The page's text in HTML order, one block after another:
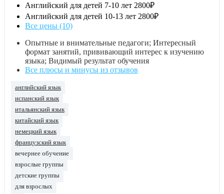
Английский для детей 7-10 лет 2800₽
Английский для детей 10-13 лет 2800₽
Все цены (10)
Опытные и внимательные педагоги; Интересный
формат занятий, прививающий интерес к изучению
языка; Видимый результат обучения
Все плюсы и минусы из отзывов
английский язык
испанский язык
итальянский язык
китайский язык
немецкий язык
французский язык
вечернее обучение
взрослые группы
детские группы
для взрослых